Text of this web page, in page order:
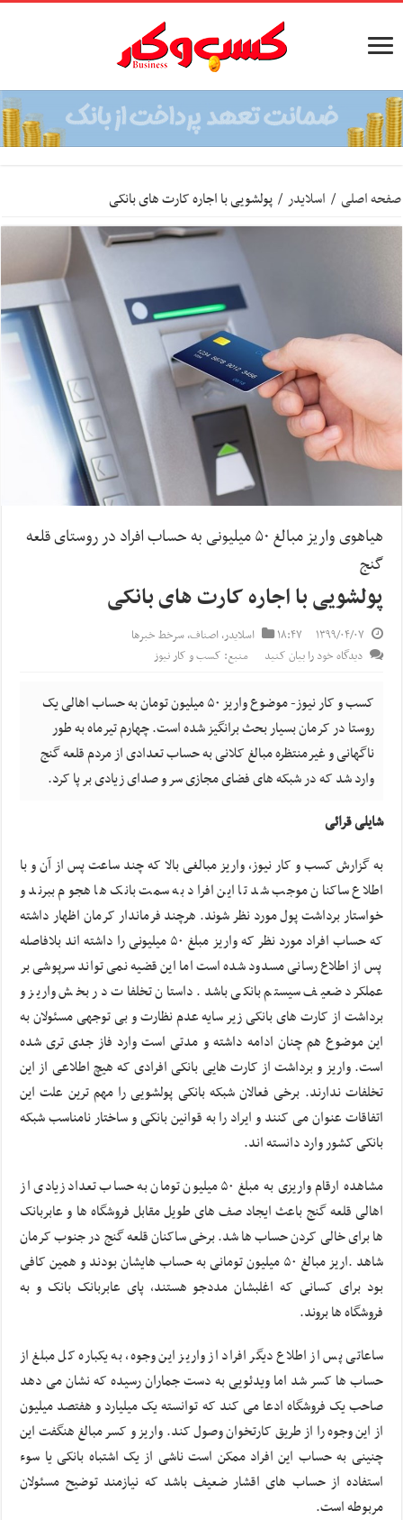
صفحه اصلی / اسلایدر / پولشویی با اجاره کارت های بانکی
هیاهوی واریز مبالغ ۵۰ میلیونی به حساب افراد در روستای قلعه
گنج
پولشویی با اجاره کارت های بانکی
۱۳۹۹/۰۴/۰۷ ۱۸:۴۷ اسلایدر,اصناف,سرخط خبرها
دیدگاه خود را بیان کنید
منبع: کسب و کار نیوز
کسب و کار نیوز- موضوع واریز ۵۰ میلیون تومان به حساب اهالی یک
روستا در کرمان بسیار بحث برانگیز شده است. چهارم تیرماه به طور
ناگهانی و غیرمنتظره مبالغ کلانی به حساب تعدادی از مردم قلعه گنج
وارد شد که در شبکه های فضای مجازی سر و صدای زیادی بر پا کرد.
شایلی قرائی
به گزارش کسب و کار نیوز، واریز مبالغی بالا که چند ساعت پس از آن و با
اطلاع ساکنان موجب شد تا این افراد به سمت بانک ها هجوم ببرند و
خواستار برداشت پول مورد نظر شوند. هرچند فرماندار کرمان اظهار داشته
که حساب افراد مورد نظر که واریز مبلغ ۵۰ میلیونی را داشته اند بلافاصله
پس از اطلاع رسانی مسدود شده است اما این قضیه نمی تواند سرپوشی بر
عملکرد ضعیف سیستم بانکی باشد. داستان تخلفات در بخش واریز و
برداشت از کارت های بانکی زیر سایه عدم نظارت و بی توجهی مسئولان به
این موضوع هم چنان ادامه داشته و مدتی است وارد فاز جدی تری شده
است. واریز و برداشت از کارت هایی بانکی افرادی که هیچ اطلاعی از این
تخلفات ندارند. برخی فعالان شبکه بانکی پولشویی را مهم ترین علت این
اتفاقات عنوان می کنند و ایراد را به قوانین بانکی و ساختار نامناسب شبکه
بانکی کشور وارد دانسته اند.
مشاهده ارقام واریزی به مبلغ ۵۰ میلیون تومان به حساب تعداد زیادی از
اهالی قلعه گنج باعث ایجاد صف های طویل مقابل فروشگاه ها و عابربانک
ها برای خالی کردن حساب ها شد. برخی ساکنان قلعه گنج در جنوب کرمان
شاهد .اریز مبالغ ۵۰ میلیون تومانی به حساب هایشان بودند و همین کافی
بود برای کسانی که اغلبشان مددجو هستند، پای عابربانک بانک و به
فروشگاه ها بروند.
ساعاتی پس از اطلاع دیگر افراد از واریز این وجوه، به یکباره کل مبلغ از
حساب ها کسر شد اما ویدئویی به دست جماران رسیده که نشان می دهد
صاحب یک فروشگاه ادعا می کند که توانسته یک میلیارد و هفتصد میلیون
از این وجوه را از طریق کارتخوان وصول کند. واریز و کسر مبالغ هنگفت این
چنینی به حساب این افراد ممکن است ناشی از یک اشتباه بانکی یا سوء
استفاده از حساب های اقشار ضعیف باشد که نیازمند توضیح مسئولان
مربوطه است.